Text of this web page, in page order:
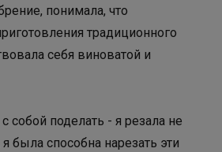
понимала, что
традиционного
себя виноватой и
собой поделать - я резала не
была способна нарезать эти